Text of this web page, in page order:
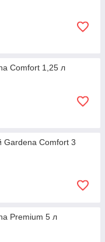
Comfort 1,25 л
Gardena Comfort 3
Premium 5 л